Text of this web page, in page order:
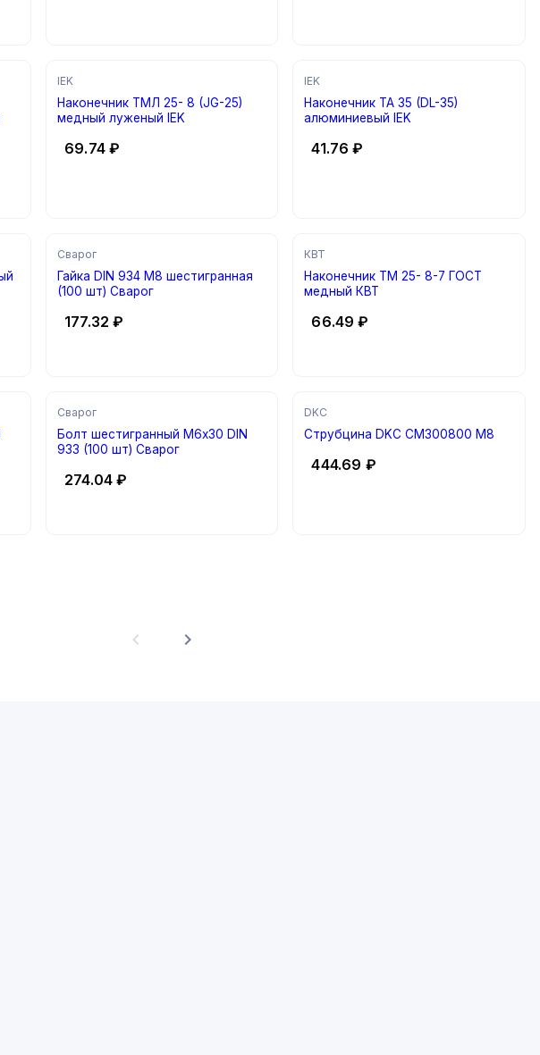
IEK
Наконечник ТМЛ 25- 8 (JG-25)
медный луженый IEK
69.74 ₽
IEK
Наконечник ТА 35 (DL-35)
алюминиевый IEK
41.76 ₽
Сварог
Гайка DIN 934 М8 шестигранная
(100 шт) Сварог
177.32 ₽
КВТ
Наконечник ТМ 25- 8-7 ГОСТ
медный КВТ
66.49 ₽
Сварог
Болт шестигранный М6х30 DIN
933 (100 шт) Сварог
274.04 ₽
DKC
Струбцина DKC CM300800 М8
444.69 ₽